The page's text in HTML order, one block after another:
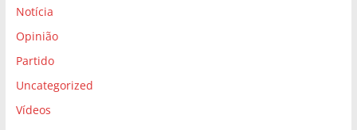
Notícia
Opinião
Partido
Uncategorized
Vídeos